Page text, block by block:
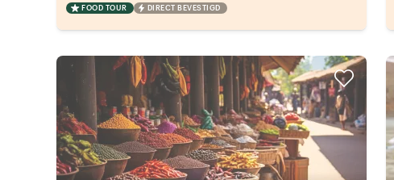
FOOD TOUR DIRECT BEVESTIGD